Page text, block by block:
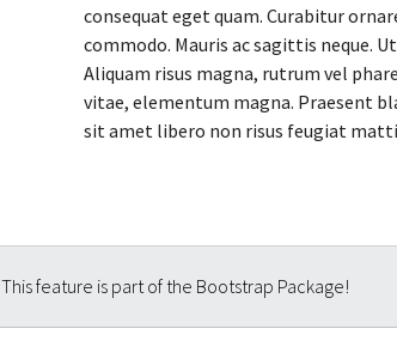
consequat eget quam. Curabitur
commodo. Mauris ac sagittis neque.
Aliquam risus magna, rutrum vel
vitae, elementum magna. Praesent
sit amet libero non risus feugiat
This feature is part of the Bootstrap Package!